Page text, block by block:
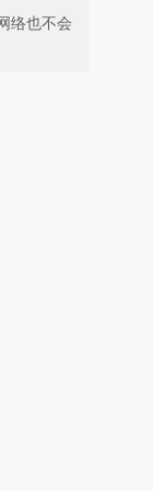
络也不会